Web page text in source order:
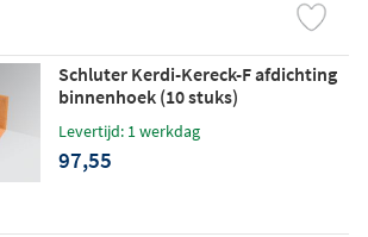
Schluter Kerdi-Kereck-F afdichting
binnenhoek (10 stuks)
Levertijd: 1 werkdag
97,55